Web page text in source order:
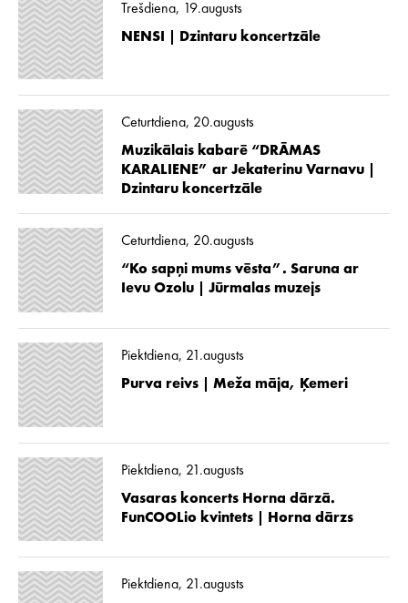
Trešdiena, 19.augusts
NENSI | Dzintaru koncertzāle
Ceturtdiena, 20.augusts
Muzikālais kabarē “DRĀMAS
KARALIENE” ar Jekaterinu Varnavu |
Dzintaru koncertzāle
Ceturtdiena, 20.augusts
“Ko sapņi mums vēsta”. Saruna ar
Ievu Ozolu | Jūrmalas muzejs
Piektdiena, 21.augusts
Purva reivs | Meža māja, Ķemeri
Piektdiena, 21.augusts
Vasaras koncerts Horna dārzā.
FunCOOLio kvintets | Horna dārzs
Piektdiena, 21.augusts